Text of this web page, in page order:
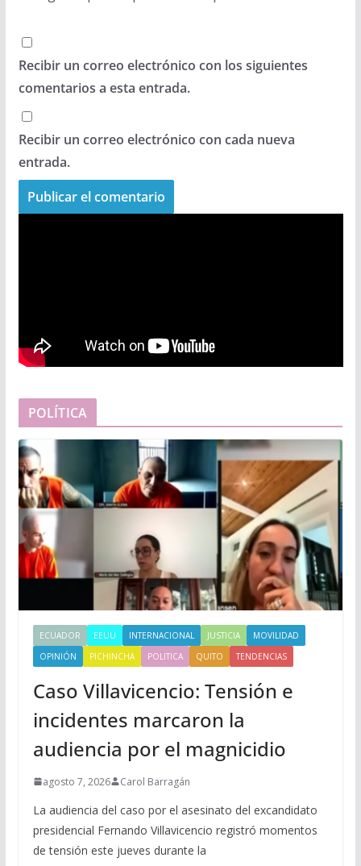
Recibir un correo electrónico con los siguientes
comentarios a esta entrada.
Recibir un correo electrónico con cada nueva
entrada.
POLÍTICA
ECUADOR EEUU INTERNACIONAL JUSTICIA
MOVILIDAD
OPINIÓN
PICHINCHA POLITICA QUITO TENDENCIAS
Caso Villavicencio: Tensión e
incidentes marcaron la
audiencia por el magnicidio
agosto 7, 2026 Carol Barragán
La audiencia del caso por el asesinato del excandidato
presidencial Fernando Villavicencio registró momentos
de tensión este jueves durante la